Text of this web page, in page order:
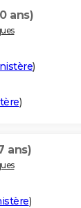
ans)
)
)
ans)
)